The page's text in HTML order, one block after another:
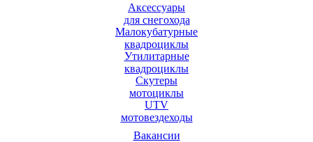
Аксессуары
для снегохода
Малокубатурные
квадроциклы
Утилитарные
квадроциклы
Скутеры
мотоциклы
UTV
мотовездеходы
Вакансии